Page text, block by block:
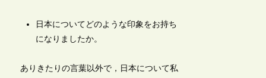
日本についてどのような印象をお持ち
になりましたか。
ありきたりの言葉以外で，日本について私